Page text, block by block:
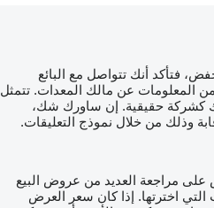
فتأكد أنك تتواصل مع البائع
المعلومات عن مالك المعدات. تتمثل
حقيقية. إن ساورك شك،
وذلك من خلال نموذج التعليقات.
على مراجعة العديد من عروض البيع
اخترتها. إذا كان سعر العرض